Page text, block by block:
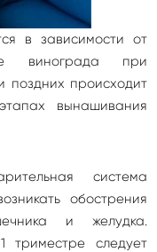
в зависимости от
винограда при
поздних происходит
вынашивания
система
обострения
и желудка.
триместре следует